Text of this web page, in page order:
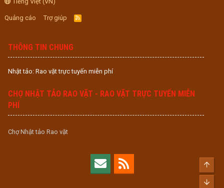
Quảng cáo Trợ giúp
R
S
THÔNG TIN CHUNG
Nhật tảo: Rao vặt trực tuyến miễn phí
CHỢ NHẬT TẢO RAO VẶT - RAO VẶT TRỰC TUYẾN MIỄN
PHÍ
Chợ Nhật tảo Rao vặt
Top